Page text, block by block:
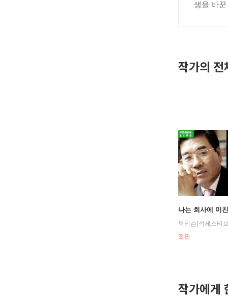
생을 바
작가의 전
나는 회사에 미
북리슨(석세스티
절판
작가에게